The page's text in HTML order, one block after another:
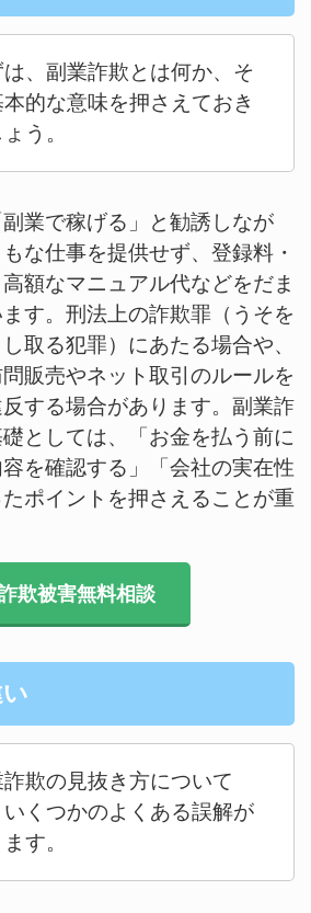
は、副業詐欺とは何か、そ
的な意味を押さえておき
う。
業で稼げる」と勧誘しなが
な仕事を提供せず、登録料・
額なマニュアル代などをだま
す。刑法上の詐欺罪（うそを
取る犯罪）にあたる場合や、
販売やネット取引のルールを
する場合があります。副業詐
としては、「お金を払う前に
を確認する」「会社の実在性
ポイントを押さえることが重
欺被害無料相談
欺の見抜き方について
いくつかのよくある誤解が
す。